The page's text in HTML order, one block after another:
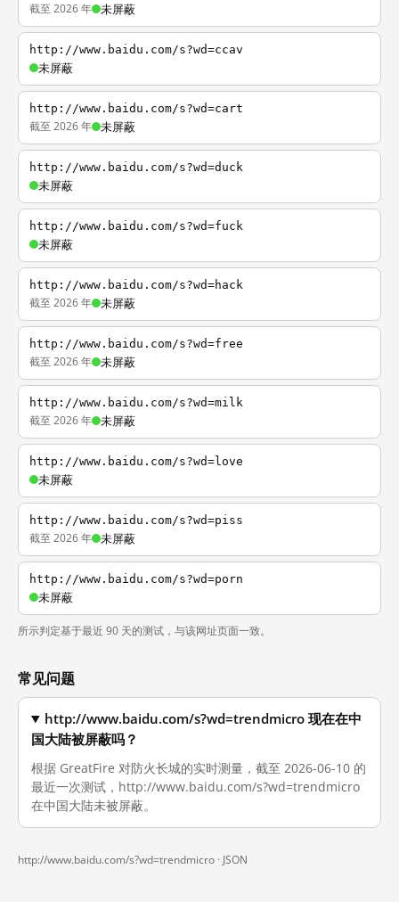
截至 2026 年 未屏蔽
http://www.baidu.com/s?wd=ccav
未屏蔽
http://www.baidu.com/s?wd=cart
截至 2026 年 未屏蔽
http://www.baidu.com/s?wd=duck
未屏蔽
http://www.baidu.com/s?wd=fuck
未屏蔽
http://www.baidu.com/s?wd=hack
截至 2026 年 未屏蔽
http://www.baidu.com/s?wd=free
截至 2026 年 未屏蔽
http://www.baidu.com/s?wd=milk
截至 2026 年 未屏蔽
http://www.baidu.com/s?wd=love
未屏蔽
http://www.baidu.com/s?wd=piss
截至 2026 年 未屏蔽
http://www.baidu.com/s?wd=porn
未屏蔽
所示判定基于最近 90 天的测试，与该网址页面一致。
常见问题
http://www.baidu.com/s?wd=trendmicro 现在在中
国大陆被屏蔽吗？
根据 GreatFire 对防火长城的实时测量，截至 2026-06-10 的
最近一次测试，http://www.baidu.com/s?wd=trendmicro
在中国大陆未被屏蔽。
http://www.baidu.com/s?wd=trendmicro · JSON